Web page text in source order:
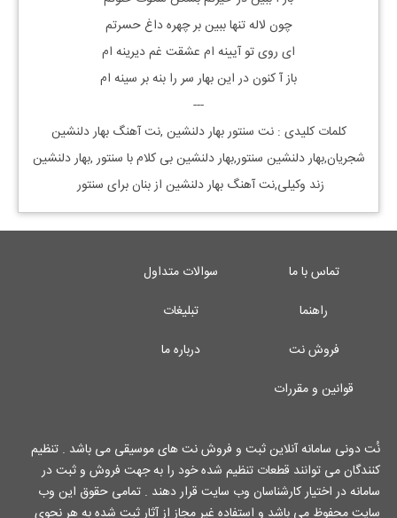
چون لاله تنها ببین بر چهره داغ حسرتم
ای روی تو آیینه ام عشقت غم دیرینه ام
باز آ کنون در این بهار سر را بنه بر سینه ام
---
کلمات کلیدی : نت سنتوربهار دلنشین ,نت آهنگبهار دلنشین
شجریان,بهار دلنشین سنتور,بهار دلنشین بی کلام با سنتور,بهار دلنشین
زند وکیلی,نت آهنگ بهار دلنشین از بنان برای سنتور
تماس با ما
سوالات متداول
راهنما
تبلیغات
فروش نت
درباره ما
قوانین و مقررات
نُت دونی سامانه آنلاین ثبت و فروش نت های موسیقی می باشد . تنظیم
کنندگان می توانند قطعات تنظیم شده خود را به جهت فروش و ثبت در
سامانه در اختیار کارشناسان وب سایت قرار دهند . تمامی حقوق این وب
سایت محفوظ می باشد و استفاده غیر مجاز از آثار ثبت شده به هر نحوی